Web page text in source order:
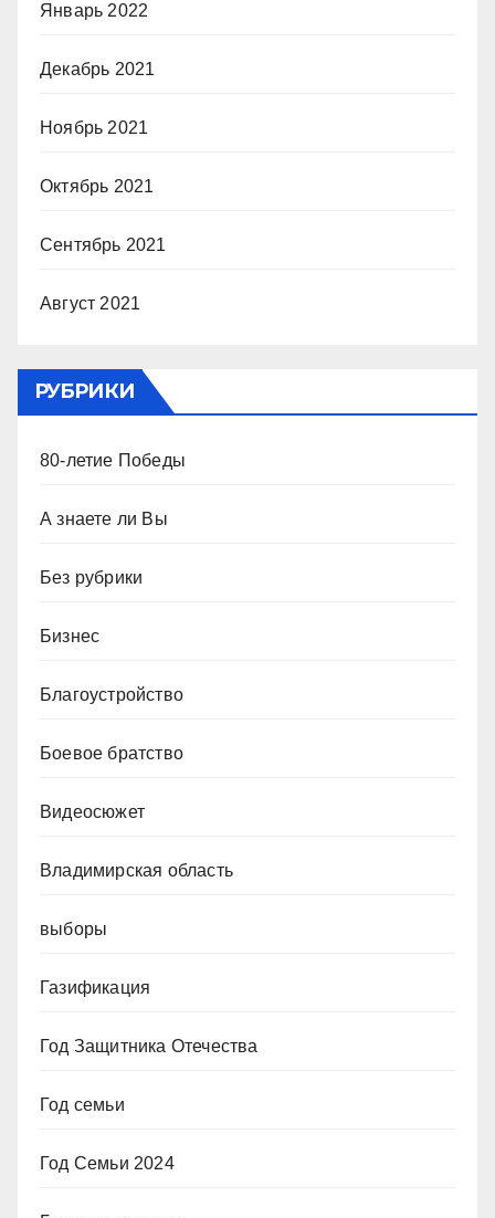
Январь 2022
Декабрь 2021
Ноябрь 2021
Октябрь 2021
Сентябрь 2021
Август 2021
РУБРИКИ
80-летие Победы
А знаете ли Вы
Без рубрики
Бизнес
Благоустройство
Боевое братство
Видеосюжет
Владимирская область
выборы
Газификация
Год Защитника Отечества
Год семьи
Год Семьи 2024